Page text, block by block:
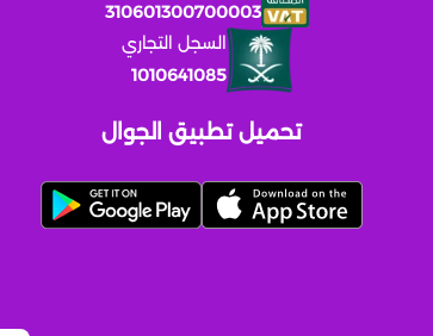
310601300700003
السجل التجاري
1010641085
تحميل تطبيق الجوال